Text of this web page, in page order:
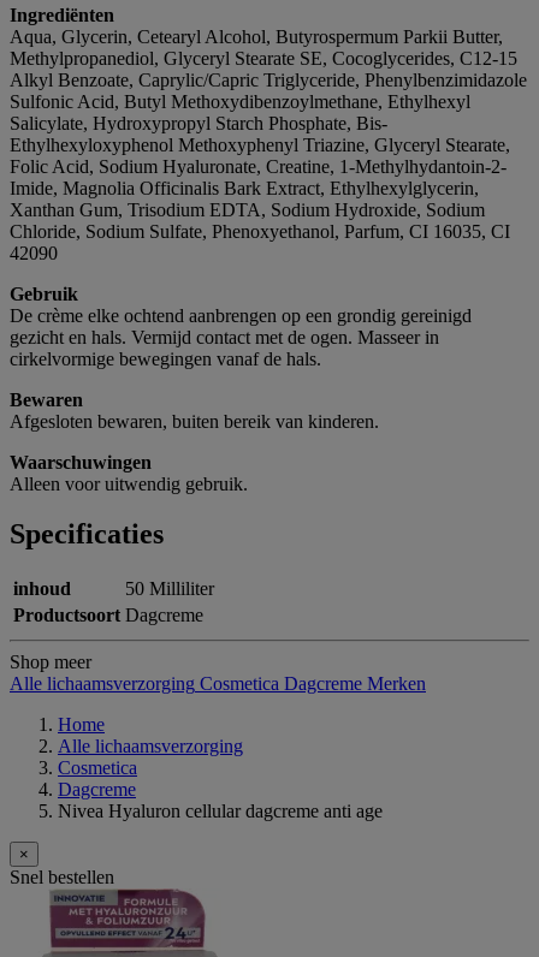
Ingrediënten
Aqua, Glycerin, Cetearyl Alcohol, Butyrospermum Parkii Butter,
Methylpropanediol, Glyceryl Stearate SE, Cocoglycerides, C12-15
Alkyl Benzoate, Caprylic/Capric Triglyceride, Phenylbenzimidazole
Sulfonic Acid, Butyl Methoxydibenzoylmethane, Ethylhexyl
Salicylate, Hydroxypropyl Starch Phosphate, Bis-
Ethylhexyloxyphenol Methoxyphenyl Triazine, Glyceryl Stearate,
Folic Acid, Sodium Hyaluronate, Creatine, 1-Methylhydantoin-2-
Imide, Magnolia Officinalis Bark Extract, Ethylhexylglycerin,
Xanthan Gum, Trisodium EDTA, Sodium Hydroxide, Sodium
Chloride, Sodium Sulfate, Phenoxyethanol, Parfum, CI 16035, CI
42090
Gebruik
De crème elke ochtend aanbrengen op een grondig gereinigd
gezicht en hals. Vermijd contact met de ogen. Masseer in
cirkelvormige bewegingen vanaf de hals.
Bewaren
Afgesloten bewaren, buiten bereik van kinderen.
Waarschuwingen
Alleen voor uitwendig gebruik.
Specificaties
inhoud
50 Milliliter
Productsoort Dagcreme
Shop meer
Alle lichaamsverzorging Cosmetica Dagcreme Merken
Home
Alle lichaamsverzorging
Cosmetica
Dagcreme
Nivea Hyaluron cellular dagcreme anti age
×
Snel bestellen